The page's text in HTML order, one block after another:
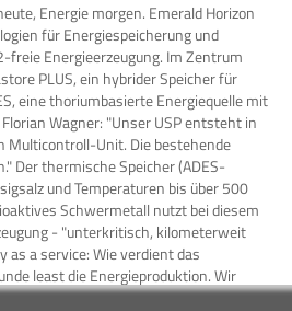
Energie morgen. Emerald Horizon
für Energiespeicherung und
freie Energieerzeugung. Im Zentrum
PLUS, ein hybrider Speicher für
eine thoriumbasierte Energiequelle mit
Wagner: "Unser USP entsteht in
Multicontroll-Unit. Die bestehende
Der thermische Speicher (ADES-
und Temperaturen bis über 500
Schwermetall nutzt bei diesem
- "unterkritisch, kilometerweit
as a service: Wie verdient das
least die Energieproduktion. Wir
auch keine Factory, die Module